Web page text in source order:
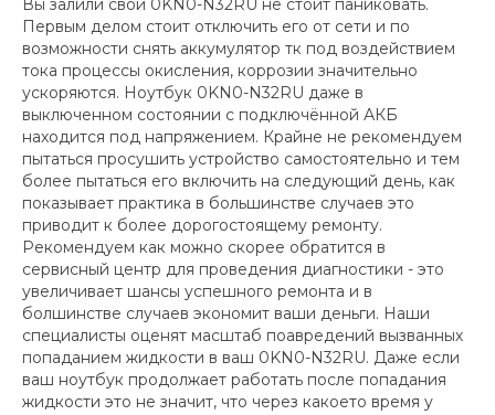
Вы залили свой 0KN0-N32RU не стоит паниковать.
Первым делом стоит отключить его от сети и по
возможности снять аккумулятор тк под воздействием
тока процессы окисления, коррозии значительно
ускоряются. Ноутбук 0KN0-N32RU даже в
выключенном состоянии с подключённой АКБ
находится под напряжением. Крайне не рекомендуем
пытаться просушить устройство самостоятельно и тем
более пытаться его включить на следующий день, как
показывает практика в большинстве случаев это
приводит к более дорогостоящему ремонту.
Рекомендуем как можно скорее обратится в
сервисный центр для проведения диагностики - это
увеличивает шансы успешного ремонта и в
болшинстве случаев экономит ваши деньги. Наши
специалисты оценят масштаб поавредений вызванных
попаданием жидкости в ваш 0KN0-N32RU. Даже если
ваш ноутбук продолжает работать после попадания
жидкости это не значит, что через какоето время у